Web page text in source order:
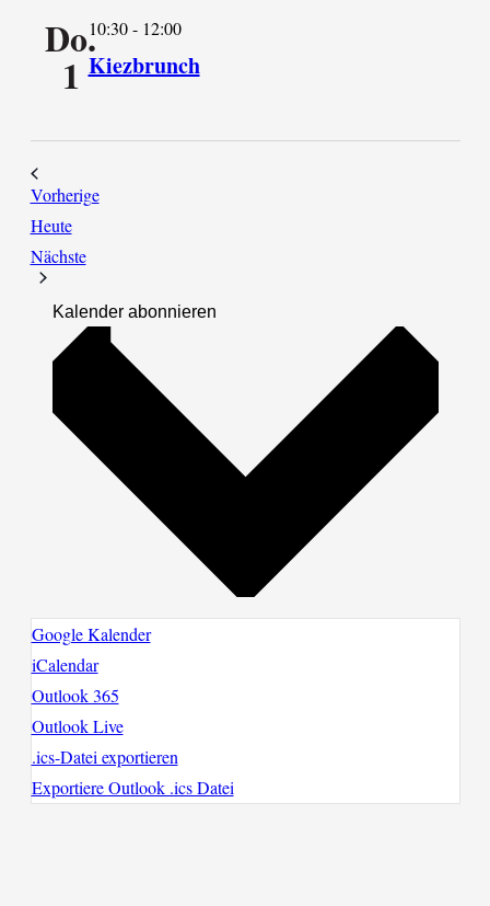
Do.
1
10:30- 12:00
Kiezbrunch
VorherigeVeranstaltungen
Heute
NächsteVeranstaltungen
Kalender abonnieren
Google Kalender
iCalendar
Outlook 365
Outlook Live
.ics-Datei exportieren
Exportiere Outlook .ics Datei